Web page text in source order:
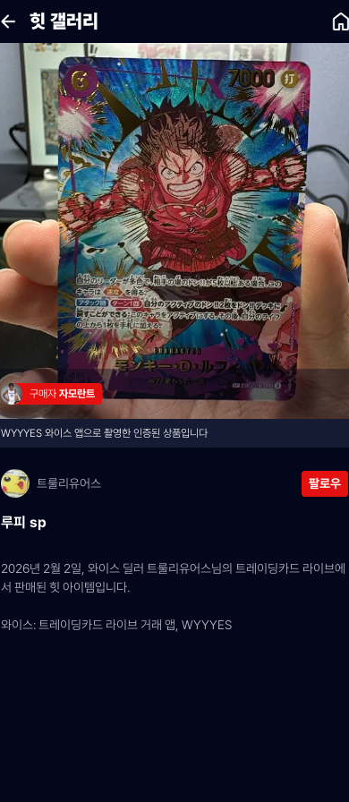
힛 갤러리
구매자 자모란트
WYYYES 와이스 앱으로 촬영한 인증된 상품입니다
트룰리유어스 팔로우
루피 sp
2026년 2월 2일, 와이스 딜러 트룰리유어스님의 트레이딩카드 라이브에
서 판매된 힛 아이템입니다.
와이스: 트레이딩카드 라이브 거래 앱, WYYYES